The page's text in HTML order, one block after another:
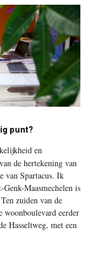
punt?
en
de hertekening van
van Spartacus. Ik
Maasmechelen is
zuiden van de
woonboulevard eerder
Hasseltweg, met een